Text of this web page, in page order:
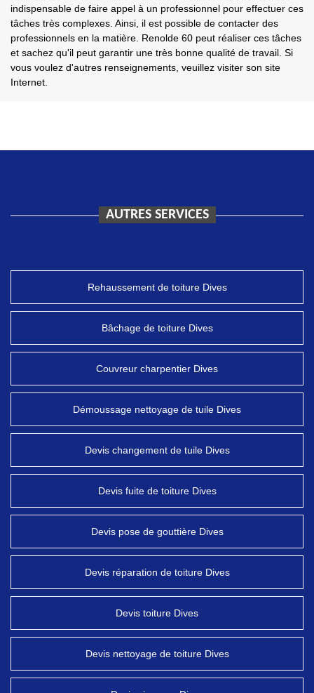
indispensable de faire appel à un professionnel pour effectuer ces
tâches très complexes. Ainsi, il est possible de contacter des
professionnels en la matière. Renolde 60 peut réaliser ces tâches
et sachez qu'il peut garantir une très bonne qualité de travail. Si
vous voulez d'autres renseignements, veuillez visiter son site
Internet.
AUTRES SERVICES
Rehaussement de toiture Dives
Bâchage de toiture Dives
Couvreur charpentier Dives
Démoussage nettoyage de tuile Dives
Devis changement de tuile Dives
Devis fuite de toiture Dives
Devis pose de gouttière Dives
Devis réparation de toiture Dives
Devis toiture Dives
Devis nettoyage de toiture Dives